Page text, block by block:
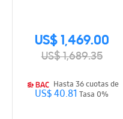
US$ 1,469.00
US$ 1,689.35
Hasta 36 cuotas de
US$ 40.81 Tasa 0%